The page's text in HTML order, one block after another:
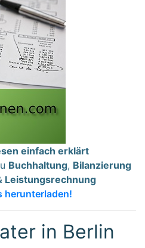
einfach erklärt
Buchhaltung, Bilanzierung
Leistungsrechnung
herunterladen!
in Berlin